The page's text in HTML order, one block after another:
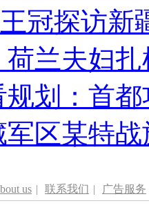
冠探访新
荷兰夫妇
划：首
军区某特
us | 联系我们 | 广告服务